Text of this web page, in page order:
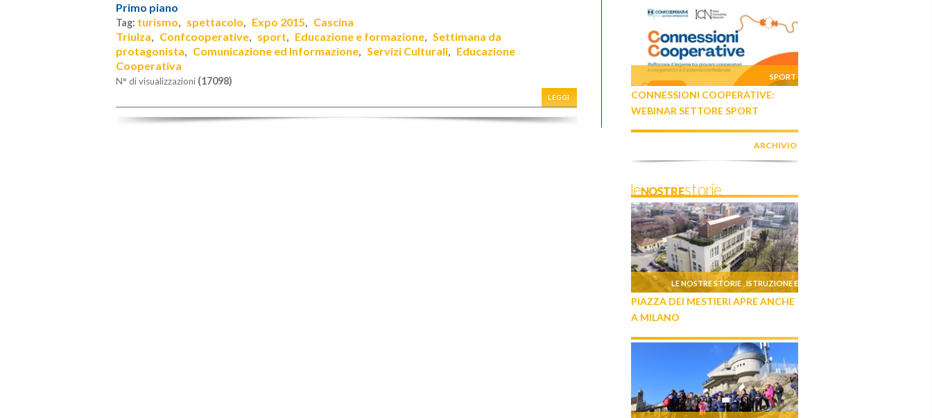
Primo piano
Tag: turismo, spettacolo, Expo 2015, Cascina
Triulza, Confcooperative, sport, Educazione e formazione,Settimana da
protagonista, Comunicazione ed Informazione,Servizi Culturali, Educazione
Cooperativa
N° di visualizzazioni (17098)
LEGGI
SPORT
CONNESSIONI COOPERATIVE:
WEBINAR SETTORE SPORT
ARCHIVIO
leNOSTREstorie
LE NOSTRE STORIE ISTRUZIONE E
FORMAZIONE
PIAZZA DEI MESTIERI APRE ANCHE
A MILANO